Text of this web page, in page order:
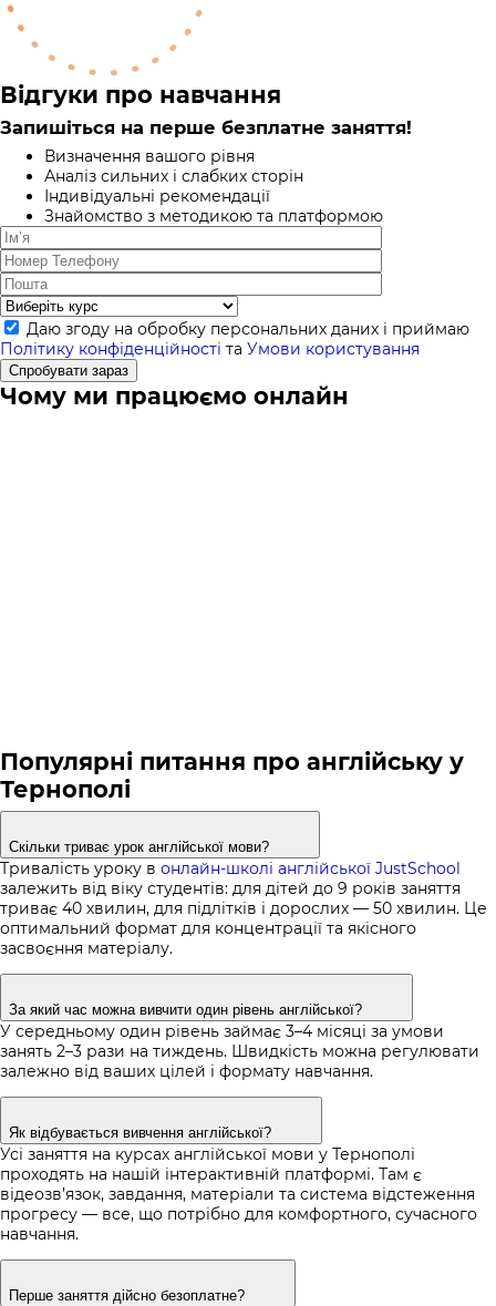
Відгуки про навчання
Запишіться на перше безплатне заняття!
Визначення вашого рівня
Аналіз сильних і слабких сторін
Індивідуальні рекомендації
Знайомство з методикою та платформою
Даю згоду на обробку персональних даних і приймаю
Політику конфіденційності та Умови користування
Спробувати зараз
Чому ми працюємо онлайн
Популярні питання про англійську у
Тернополі
Скільки триває урок англійської мови?
Тривалість уроку в онлайн-школі англійської JustSchool
залежить від віку студентів: для дітей до 9 років заняття
триває 40 хвилин, для підлітків і дорослих — 50 хвилин. Це
оптимальний формат для концентрації та якісного
засвоєння матеріалу.
За який час можна вивчити один рівень англійської?
У середньому один рівень займає 3–4 місяці за умови
занять 2–3 рази на тиждень. Швидкість можна регулювати
залежно від ваших цілей і формату навчання.
Як відбувається вивчення англійської?
Усі заняття на курсах англійської мови у Тернополі
проходять на нашій інтерактивній платформі. Там є
відеозв’язок, завдання, матеріали та система відстеження
прогресу — все, що потрібно для комфортного, сучасного
навчання.
Перше заняття дійсно безоплатне?